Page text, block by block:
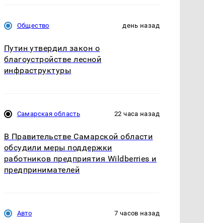
Общество день назад
Путин утвердил закон о
благоустройстве лесной
инфраструктуры
Самарская область 22 часа назад
В Правительстве Самарской области
обсудили меры поддержки
работников предприятия Wildberries и
предпринимателей
Авто 7 часов назад